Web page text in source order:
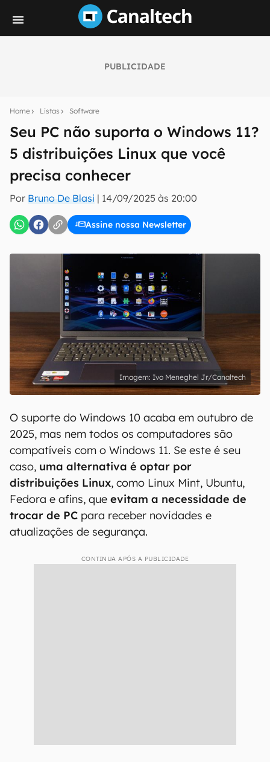
PUBLICIDADE
Home Listas Software
Seu PC não suporta o Windows 11?
5 distribuições Linux que você
precisa conhecer
Por Bruno De Blasi | 14/09/2025 às 20:00
Assine nossa Newsletter
notícias e reviews sobre tecnologia em primeira
mão.
E-mail
inscreva-se
Uso e Política de Privacidade do Canaltech.
Ivo Meneghel Jr/Canaltech
O suporte do Windows 10 acaba em outubro de
2025, mas nem todos os computadores são
compatíveis com o Windows 11. Se este é seu
caso, uma alternativa é optar por
distribuições Linux, como Linux Mint, Ubuntu,
Fedora e afins, que evitam a necessidade de
trocar de PC para receber novidades e
atualizações de segurança.
CONTINUA APÓS A PUBLICIDADE